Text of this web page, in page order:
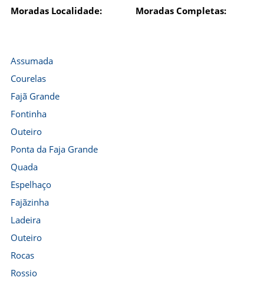
Moradas Localidade: Moradas Completas:
Assumada
Courelas
Fajã Grande
Fontinha
Outeiro
Ponta da Faja Grande
Quada
Espelhaço
Fajãzinha
Ladeira
Outeiro
Rocas
Rossio